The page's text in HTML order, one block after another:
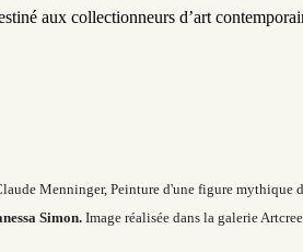
aux collectionneurs d’art
Menninger, Peinture d'une figure mythique
Simon.Image réalisée dans la galerie